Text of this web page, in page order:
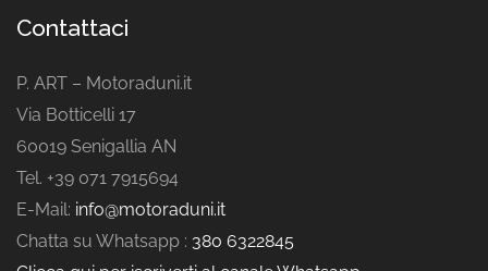
Contattaci
P. ART – Motoraduni.it
Via Botticelli 17
60019 Senigallia AN
Tel. +39 071 7915694
E-Mail: info@motoraduni.it
Chatta su Whatsapp : 380 6322845